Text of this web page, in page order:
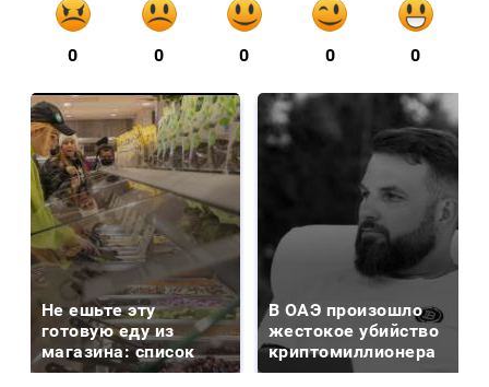
0 0 0 0 0
Не ешьте эту
готовую еду из
магазина: список
В ОАЭ произошло
жестокое убийство
криптомиллионера